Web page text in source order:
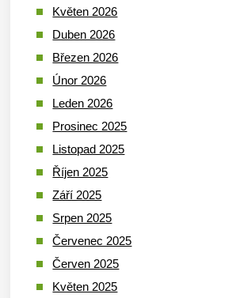
Květen 2026
Duben 2026
Březen 2026
Únor 2026
Leden 2026
Prosinec 2025
Listopad 2025
Říjen 2025
Září 2025
Srpen 2025
Červenec 2025
Červen 2025
Květen 2025